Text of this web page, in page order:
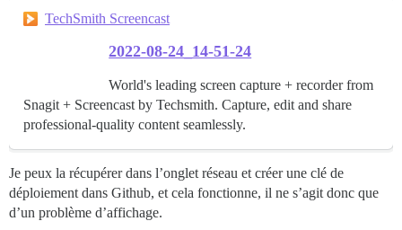
TechSmith Screencast
2022-08-24_14-51-24
World's leading screen capture + recorder from
Snagit + Screencast by Techsmith. Capture, edit and share
professional-quality content seamlessly.
Je peux la récupérer dans l’onglet réseau et créer une clé de
déploiement dans Github, et cela fonctionne, il ne s’agit donc que
d’un problème d’affichage.